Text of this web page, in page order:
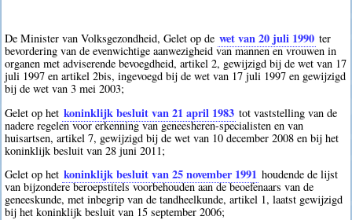
De Minister van Volksgezondheid, Gelet op de wet van 20 juli 1990 ter
bevordering van de evenwichtige aanwezigheid van mannen en vrouwen in
organen met adviserende bevoegdheid, artikel 2, gewijzigd bij de wet van 17
juli 1997 en artikel 2bis, ingevoegd bij de wet van 17 juli 1997 en gewijzigd
bij de wet van 3 mei 2003;
Gelet op het koninklijk besluit van 21 april 1983 tot vaststelling van de
nadere regelen voor erkenning van geneesheren-specialisten en van
huisartsen, artikel 7, gewijzigd bij de wet van 10 december 2008 en bij het
koninklijk besluit van 28 juni 2011;
Gelet op het koninklijk besluit van 25 november 1991 houdende de lijst
van bijzondere beroepstitels voorbehouden aan de beoefenaars van de
geneeskunde, met inbegrip van de tandheelkunde, artikel 1, laatst gewijzigd
bij het koninklijk besluit van 15 september 2006;